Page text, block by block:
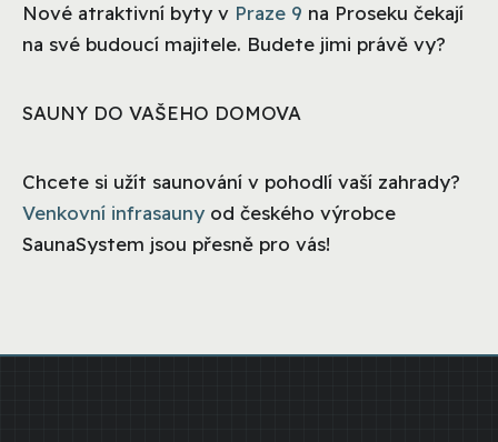
Nové atraktivní byty v Praze 9 na Proseku čekají
na své budoucí majitele. Budete jimi právě vy?
SAUNY DO VAŠEHO DOMOVA
Chcete si užít saunování v pohodlí vaší zahrady?
Venkovní infrasauny od českého výrobce
SaunaSystem jsou přesně pro vás!